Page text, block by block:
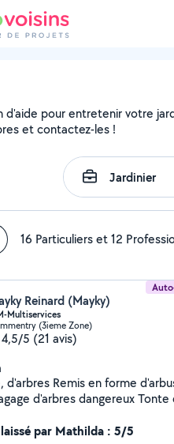
d'aide pour entretenir votre
et contactez-les !
16 Particuliers et 12
Reinard (Mayky)
Multiservices
(3ieme Zone)
4,5/5 (21 avis)
forme d'arbustes
d'arbres dangereux Tonte de
par Mathilda : 5/5